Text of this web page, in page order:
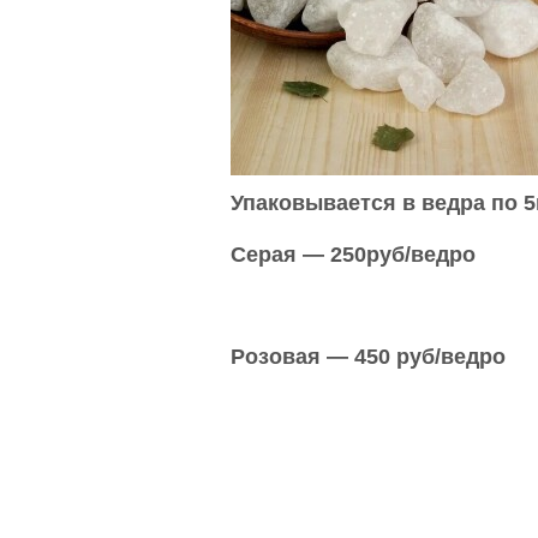
Упаковывается в ведра по
Серая — 250руб/ведро
Розовая — 450 руб/ведро